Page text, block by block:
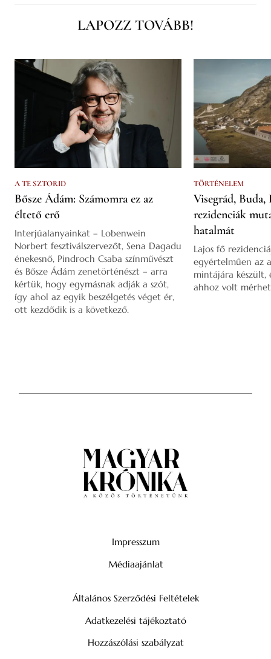
LAPOZZ TOVÁBB!
A TE SZTORID
Bősze Ádám: Számomra ez az
éltető erő
Interjúalanyainkat – Lobenwein
Norbert fesztiválszervezőt, Sena Dagadu
énekesnő, Pindroch Csaba színművészt
és Bősze Ádám zenetörténészt – arra
kértük, hogy egymásnak adják a szót,
így ahol az egyik beszélgetés véget ér,
ott kezdődik is a következő.
TÖRTÉNELEM
Visegrád,
rezidenciák
hatalmát
Lajos fő
egyértelműen az
mintájára készült,
ahhoz volt
Impresszum
Médiaajánlat
Általános Szerződési Feltételek
Adatkezelési tájékoztató
Hozzászólási szabályzat